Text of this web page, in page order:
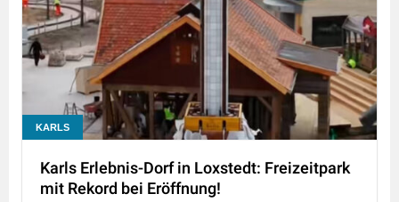
KARLS
Karls Erlebnis-Dorf in Loxstedt: Freizeitpark
mit Rekord bei Eröffnung!